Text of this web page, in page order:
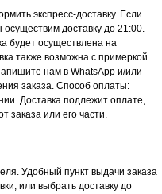
экспресс-доставку. Если
доставку до 21:00.
будет осуществлена на
также возможна с примеркой.
нам в WhatsApp и/или
заказа. Способ оплаты:
Доставка подлежит оплате,
заказа или его части.
Удобный пункт выдачи заказа
или выбрать доставку до